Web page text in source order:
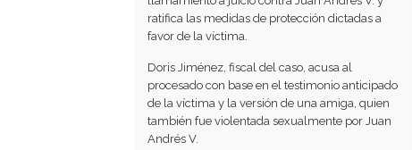
ratifica las medidas de protección dictadas a
favor de la víctima.
Doris Jiménez, fiscal del caso, acusa al
procesado con base en el testimonio anticipado
de la víctima y la versión de una amiga, quien
también fue violentada sexualmente por Juan
Andrés V.